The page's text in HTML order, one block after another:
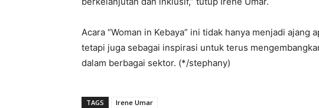
Acara “Woman in Kebaya” ini tidak hanya menjadi
tetapi juga sebagai inspirasi untuk terus
dalam berbagai sektor. (*/stephany)
TAGS Irene Umar